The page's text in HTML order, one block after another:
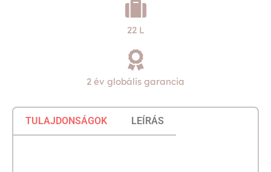
22 L
2 év globális garancia
TULAJDONSÁGOK LEÍRÁS